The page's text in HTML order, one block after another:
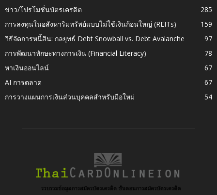
ข่าว/โปรโมชั่นบัตรเครดิต
285
การลงทุนในอสังหาริมทรัพย์แบบไม่ใช้เงินก้อนใหญ่ (REITs)
159
วิธีจัดการหนี้สิน: กลยุทธ์ Debt Snowball vs. Debt Avalanche
97
การพัฒนาทักษะทางการเงิน (Financial Literacy)
78
หาเงินออนไลน์
67
AI การตลาด
67
การวางแผนการเงินส่วนบุคคลสำหรับมือใหม่
54